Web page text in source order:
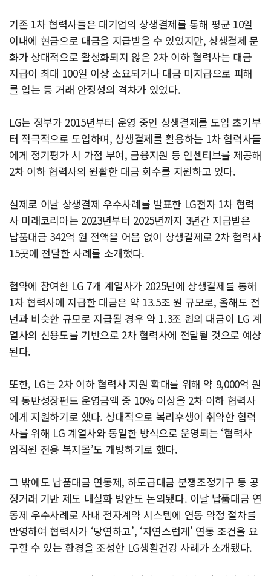
기존 1차 협력사들은 대기업의 상생결제를 통해 평균 10일
이내에 현금으로 대금을 지급받을 수 있었지만, 상생결제 문
화가 상대적으로 활성화되지 않은 2차 이하 협력사는 대금
지급이 최대 100일 이상 소요되거나 대금 미지급으로 피해
를 입는 등 거래 안정성의 격차가 있었다.
LG는 정부가 2015년부터 운영 중인 상생결제를 도입 초기부
터 적극적으로 도입하며, 상생결제를 활용하는 1차 협력사들
에게 정기평가 시 가점 부여, 금융지원 등 인센티브를 제공해
2차 이하 협력사의 원활한 대금 회수를 지원하고 있다.
실제로 이날 상생결제 우수사례를 발표한 LG전자 1차 협력
사 미래코리아는 2023년부터 2025년까지 3년간 지급받은
납품대금 342억 원 전액을 어음 없이 상생결제로 2차 협력사
15곳에 전달한 사례를 소개했다.
협약에 참여한 LG 7개 계열사가 2025년에 상생결제를 통해
1차 협력사에 지급한 대금은 약 13.5조 원 규모로, 올해도 전
년과 비슷한 규모로 지급될 경우 약 1.3조 원의 대금이 LG 계
열사의 신용도를 기반으로 2차 협력사에 전달될 것으로 예상
된다.
또한, LG는 2차 이하 협력사 지원 확대를 위해 약 9,000억 원
의 동반성장펀드 운영금액 중 10% 이상을 2차 이하 협력사
에게 지원하기로 했다. 상대적으로 복리후생이 취약한 협력
사를 위해 LG 계열사와 동일한 방식으로 운영되는 ‘협력사
임직원 전용 복지몰’도 개방하기로 했다.
그 밖에도 납품대금 연동제, 하도급대금 분쟁조정기구 등 공
정거래 기반 제도 내실화 방안도 논의됐다. 이날 납품대금 연
동제 우수사례로 사내 전자계약 시스템에 연동 약정 절차를
반영하여 협력사가 ‘당연하고’, ‘자연스럽게’ 연동 조건을 요
구할 수 있는 환경을 조성한 LG생활건강 사례가 소개됐다.